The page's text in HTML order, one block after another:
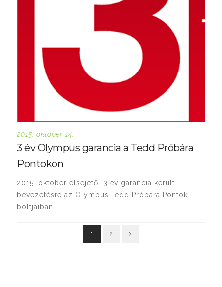
2015. október 14.
3 év Olympus garancia a Tedd Próbára
Pontokon
2015. október elsejétől 3 év garancia került
bevezetésre az Olympus Tedd Próbára Pontok
boltjaiban.
1 2